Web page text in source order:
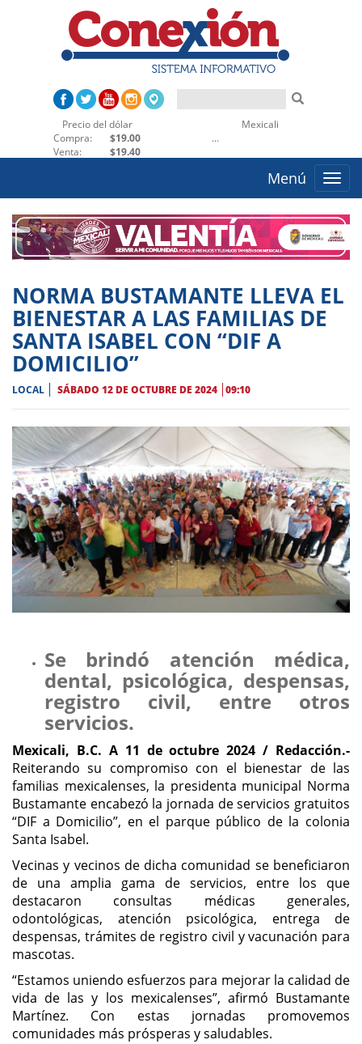
Precio del dólar
Compra:
$19.00
Venta:
$19.40
Mexicali
...
Toggle
Menú
NORMA BUSTAMANTE LLEVA EL
BIENESTAR A LAS FAMILIAS DE
SANTA ISABEL CON “DIF A
DOMICILIO”
LOCAL SÁBADO 12 DE OCTUBRE DE 2024 09:10
Se brindó atención médica,
dental, psicológica, despensas,
registro civil, entre otros
servicios.
Mexicali, B.C. A 11 de octubre 2024 / Redacción.-
Reiterando su compromiso con el bienestar de las
familias mexicalenses, la presidenta municipal Norma
Bustamante encabezó la jornada de servicios gratuitos
“DIF a Domicilio”, en el parque público de la colonia
Santa Isabel.
Vecinas y vecinos de dicha comunidad se beneficiaron
de una amplia gama de servicios, entre los que
destacaron consultas médicas generales,
odontológicas, atención psicológica, entrega de
despensas, trámites de registro civil y vacunación para
mascotas.
“Estamos uniendo esfuerzos para mejorar la calidad de
vida de las y los mexicalenses”, afirmó Bustamante
Martínez. Con estas jornadas promovemos
comunidades más prósperas y saludables.